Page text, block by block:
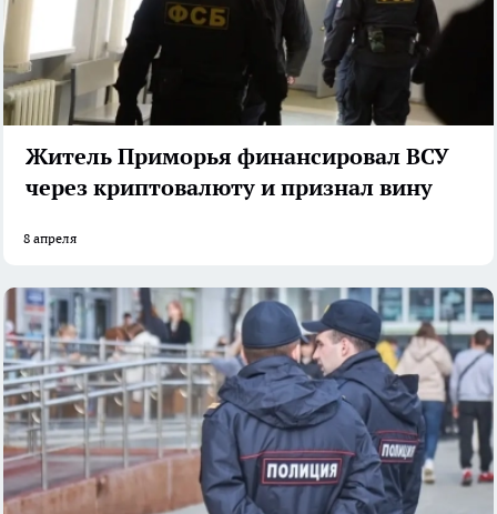
Житель Приморья финансировал ВСУ
через криптовалюту и признал вину
8 апреля